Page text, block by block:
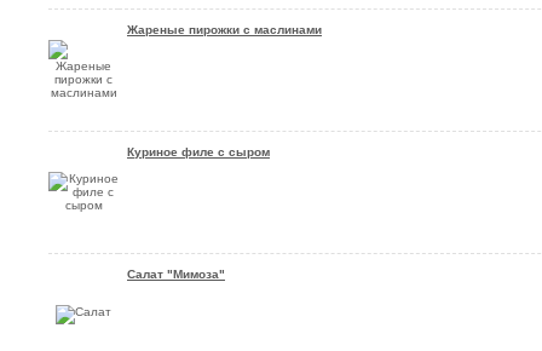
Жареные пирожки с маслинами
Куриное филе с сыром
Салат "Мимоза"